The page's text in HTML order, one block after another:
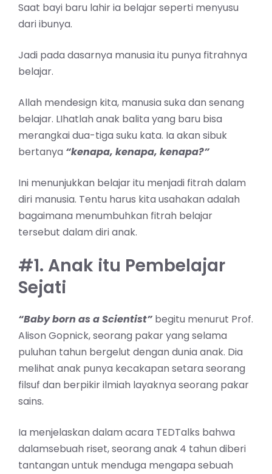
Saat bayi baru lahir ia belajar seperti menyusu
dari ibunya.
Jadi pada dasarnya manusia itu punya fitrahnya
belajar.
Allah mendesign kita, manusia suka dan senang
belajar. LIhatlah anak balita yang baru bisa
merangkai dua-tiga suku kata. Ia akan sibuk
bertanya “kenapa, kenapa, kenapa?”
Ini menunjukkan belajar itu menjadi fitrah dalam
diri manusia. Tentu harus kita usahakan adalah
bagaimana menumbuhkan fitrah belajar
tersebut dalam diri anak.
#1. Anak itu Pembelajar
Sejati
“Baby born as a Scientist”begitu menurut Prof.
Alison Gopnick, seorang pakar yang selama
puluhan tahun bergelut dengan dunia anak. Dia
melihat anak punya kecakapan setara seorang
filsuf dan berpikir ilmiah layaknya seorang pakar
sains.
Ia menjelaskan dalam acara TEDTalks bahwa
dalamsebuah riset, seorang anak 4 tahun diberi
tantangan untuk menduga mengapa sebuah